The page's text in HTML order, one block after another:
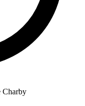
Charby